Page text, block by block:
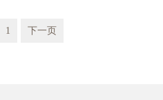
1 下一页